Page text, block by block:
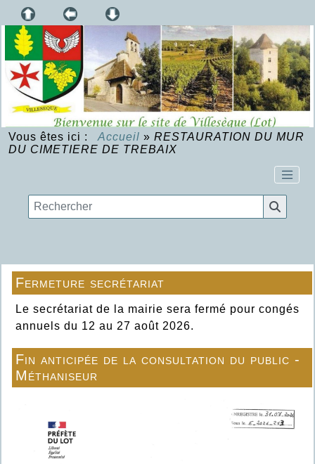
Vous êtes ici : Accueil » RESTAURATION DU MUR
DU CIMETIERE DE TREBAIX
Fermeture secrétariat
Le secrétariat de la mairie sera fermé pour congés
annuels du 12 au 27 août 2026.
Fin anticipée de la consultation du public -
Méthaniseur